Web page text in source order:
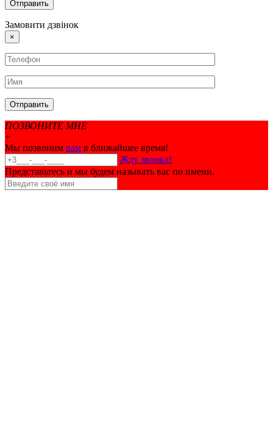
Замовити дзвінок
×
ПОЗВОНИТЕ МНЕ
+
Мы позвоним вам в ближайшее время!
Жду звонка!
Представьтесь и мы будем называть вас по имени.